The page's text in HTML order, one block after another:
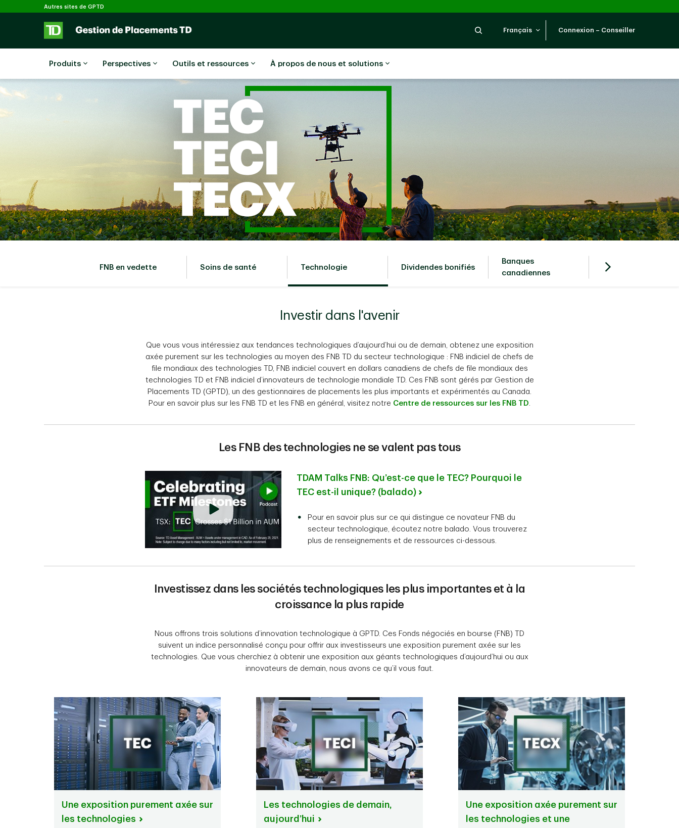
Passer au contenu principal
Autres sites de GPTD
Recherche
Français Connexion – Conseiller
Produits Perspectives Outils et ressources À propos de nous et solutions
FNB en vedette Soins de santé Technologie Dividendes bonifiés
Banques
canadiennes
Obligations à
échéance cible
Investir dans l'avenir
Que vous vous intéressiez aux tendances technologiques d’aujourd’hui ou de demain, obtenez une exposition
axée purement sur les technologies au moyen des FNB TD du secteur technologique : FNB indiciel de chefs de
file mondiaux des technologies TD, FNB indiciel couvert en dollars canadiens de chefs de file mondiaux des
technologies TD et FNB indiciel d’innovateurs de technologie mondiale TD. Ces FNB sont gérés par Gestion de
Placements TD (GPTD), un des gestionnaires de placements les plus importants et expérimentés au Canada.
Pour en savoir plus sur les FNB TD et les FNB en général, visitez notre Centre de ressources sur les FNB TD.
Les FNB des technologies ne se valent pas tous
TDAM Talks FNB: Qu’est-ce que le TEC? Pourquoi le
TEC est-il unique? (balado)
Pour en savoir plus sur ce qui distingue ce novateur FNB du
secteur technologique, écoutez notre balado. Vous trouverez
plus de renseignements et de ressources ci-dessous.
Investissez dans les sociétés technologiques les plus importantes et à la
croissance la plus rapide
Nous offrons trois solutions d’innovation technologique à GPTD. Ces Fonds négociés en bourse (FNB) TD
suivent un indice personnalisé conçu pour offrir aux investisseurs une exposition purement axée sur les
technologies. Que vous cherchiez à obtenir une exposition aux géants technologiques d’aujourd’hui ou aux
innovateurs de demain, nous avons ce qu’il vous faut.
Une exposition purement axée sur
les technologies
Les technologies de demain,
aujourd’hui
Une exposition axée purement sur
les technologies et une